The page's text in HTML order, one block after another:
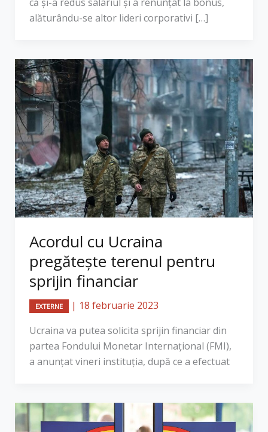
alăturându-se altor lideri corporativi […]
Acordul cu Ucraina
pregătește terenul pentru
sprijin financiar
EXTERNE | 18 februarie 2023
Ucraina va putea solicita sprijin financiar din
partea Fondului Monetar Internațional (FMI),
a anunțat vineri instituția, după ce a efectuat